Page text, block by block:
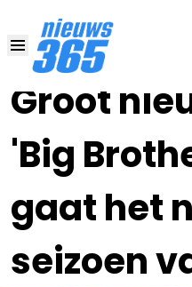
Groot
'Big
gaat het
seizoen
27 NOV 2023, 15:00